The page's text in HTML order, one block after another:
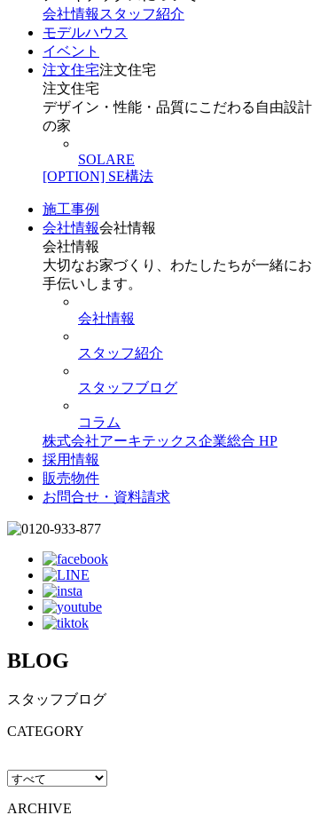
会社情報 スタッフ紹介
モデルハウス
イベント
注文住宅注文住宅
注文住宅
デザイン・性能・品質にこだわる自由設計
の家
SOLARE
[OPTION] SE構法
施工事例
会社情報会社情報
会社情報
大切なお家づくり、わたしたちが一緒にお
手伝いします。
会社情報
スタッフ紹介
スタッフブログ
コラム
株式会社アーキテックス企業総合 HP
採用情報
販売物件
お問合せ・資料請求
BLOG
スタッフブログ
CATEGORY
ARCHIVE